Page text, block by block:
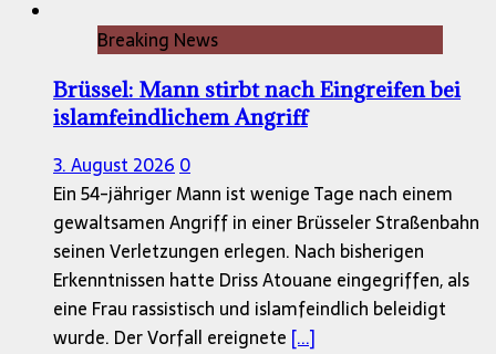
Breaking News
Brüssel: Mann stirbt nach Eingreifen bei
islamfeindlichem Angriff
3. August 20260
Ein 54-jähriger Mann ist wenige Tage nach einem
gewaltsamen Angriff in einer Brüsseler Straßenbahn
seinen Verletzungen erlegen. Nach bisherigen
Erkenntnissen hatte Driss Atouane eingegriffen, als
eine Frau rassistisch und islamfeindlich beleidigt
wurde. Der Vorfall ereignete [...]